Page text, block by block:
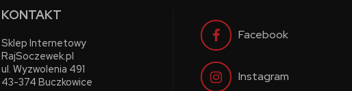
KONTAKT
Sklep Internetowy
RajSoczewek.pl
ul. Wyzwolenia 491
43-374 Buczkowice
Facebook
Instagram